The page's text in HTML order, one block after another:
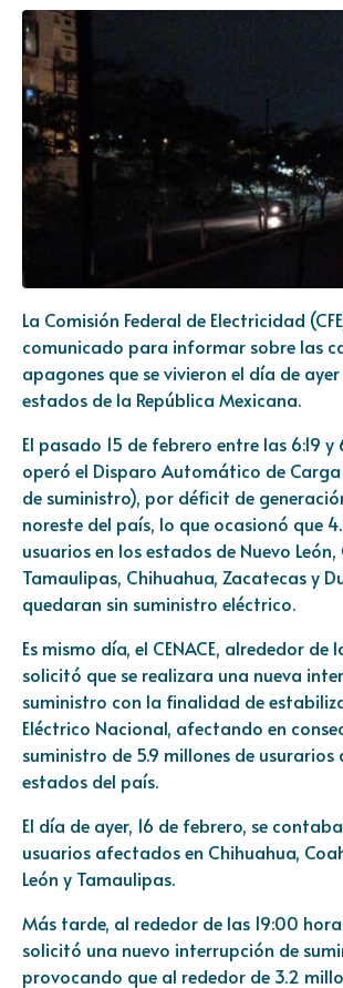
La Comisión Federal de Electricidad
comunicado para informar sobre las
apagones que se vivieron el día de
estados de la República Mexicana.
El pasado 15 de febrero entre las 6:19 y
operó el Disparo Automático de
de suministro), por déficit de
noreste del país, lo que ocasionó que
usuarios en los estados de Nuevo León,
Tamaulipas, Chihuahua, Zacatecas y
quedaran sin suministro eléctrico.
Es mismo día, el CENACE, alrededor de
solicitó que se realizara una nueva
suministro con la finalidad de
Eléctrico Nacional, afectando en
suministro de 5.9 millones de
estados del país.
El día de ayer, 16 de febrero, se
usuarios afectados en Chihuahua,
León y Tamaulipas.
Más tarde, al rededor de las 19:00
solicitó una nuevo interrupción de
provocando que al rededor de 3.2